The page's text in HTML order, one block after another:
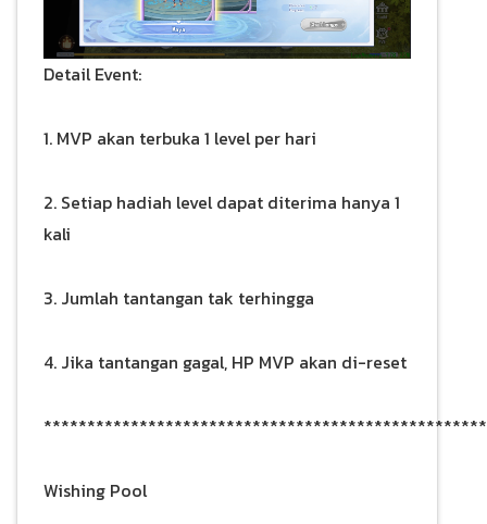
Detail Event:
1. MVP akan terbuka 1 level per hari
2. Setiap hadiah level dapat diterima hanya 1
kali
3. Jumlah tantangan tak terhingga
4. Jika tantangan gagal, HP MVP akan di-reset
Wishing Pool